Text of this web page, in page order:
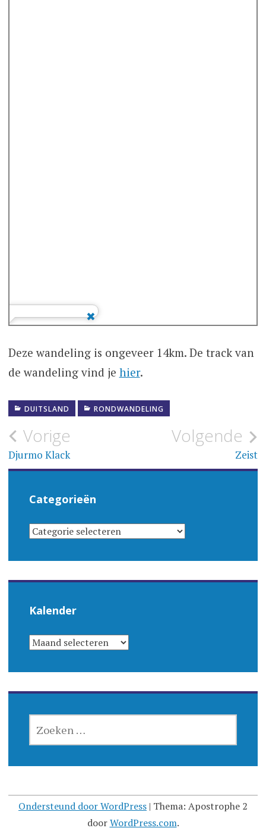
Deze wandeling is ongeveer 14km. De track van
de wandeling vind je hier.
DUITSLAND RONDWANDELING
Bericht
navigatie
Vorige
Djurmo Klack
Volgende
Zeist
Categorieën
CATEGORIEËN
Kalender
KALENDER
NAAR:
Ondersteund door WordPress | Thema: Apostrophe 2
doorWordPress.com.